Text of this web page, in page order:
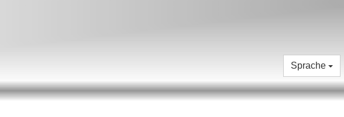
Sprache